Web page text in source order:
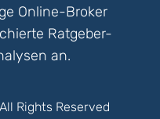
Online-Broker
Ratgeber-
an.
Rights Reserved